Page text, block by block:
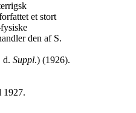
et stort
den af S.
d. Suppl
1927.